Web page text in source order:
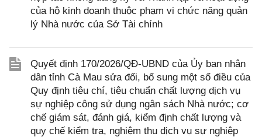
của hộ kinh doanh thuộc phạm vi chức năng quản
lý Nhà nước của Sở Tài chính
Quyết định 170/2026/QĐ-UBND của Ủy ban nhân
dân tỉnh Cà Mau sửa đổi, bổ sung một số điều của
Quy định tiêu chí, tiêu chuẩn chất lượng dịch vụ
sự nghiệp công sử dụng ngân sách Nhà nước; cơ
chế giám sát, đánh giá, kiểm định chất lượng và
quy chế kiểm tra, nghiệm thu dịch vụ sự nghiệp